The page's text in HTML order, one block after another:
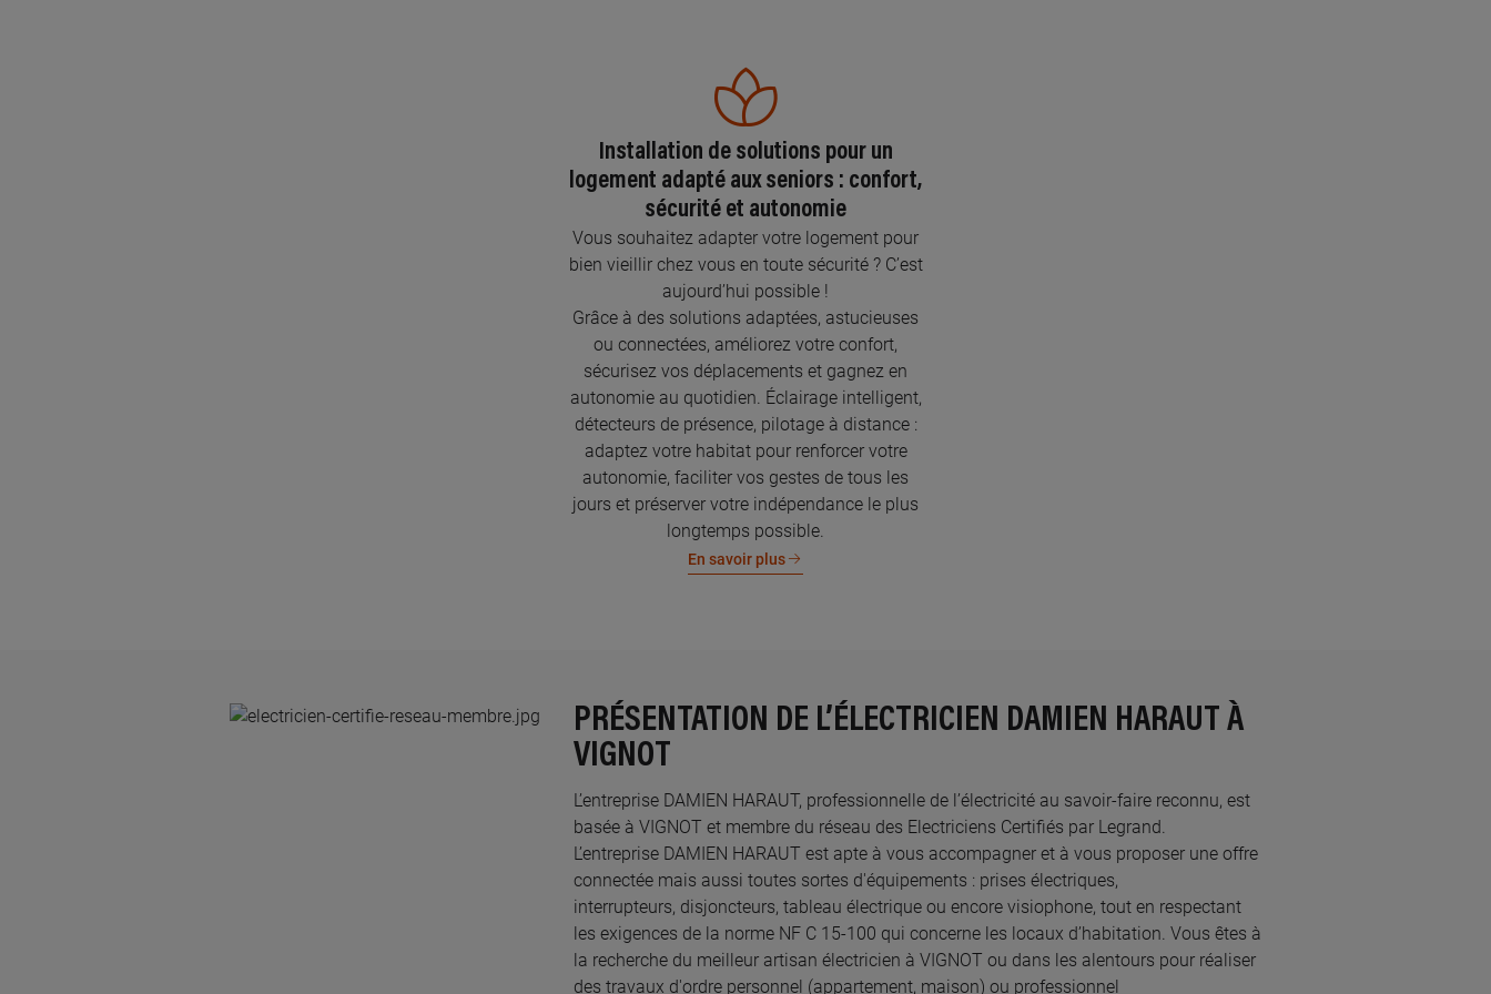
Installation de solutions pour un
logement adapté aux seniors : confort,
sécurité et autonomie
Vous souhaitez adapter votre logement pour
bien vieillir chez vous en toute sécurité ? C’est
aujourd’hui possible !
Grâce à des solutions adaptées, astucieuses
ou connectées, améliorez votre confort,
sécurisez vos déplacements et gagnez en
autonomie au quotidien. Éclairage intelligent,
détecteurs de présence, pilotage à distance :
adaptez votre habitat pour renforcer votre
autonomie, faciliter vos gestes de tous les
jours et préserver votre indépendance le plus
longtemps possible.
En savoir plus
PRÉSENTATION DE L’ÉLECTRICIEN DAMIEN HARAUT À
VIGNOT
L’entreprise DAMIEN HARAUT, professionnelle de l’électricité au savoir-faire reconnu, est
basée à VIGNOT et membre du réseau des Electriciens Certifiés par Legrand.​
L’entreprise DAMIEN HARAUT est apte à vous accompagner et à vous proposer une offre
connectée mais aussi toutes sortes d'équipements : prises électriques,
interrupteurs, disjoncteurs, tableau électrique ou encore visiophone, tout en respectant
les exigences de la norme NF C 15-100 qui concerne les locaux d’habitation. Vous êtes à
la recherche du meilleur artisan électricien à VIGNOT ou dans les alentours pour réaliser
des travaux d'ordre personnel (appartement, maison) ou professionnel